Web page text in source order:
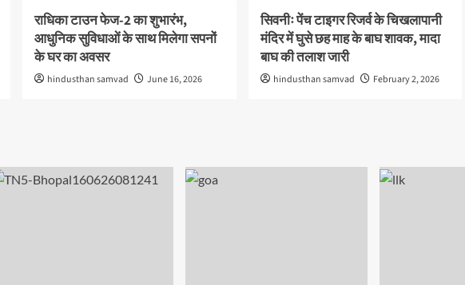
राधिका टाउन फेज-2 का शुभारंभ,
आधुनिक सुविधाओं के साथ मिलेगा सपनों
के घर का अवसर
hindusthan samvad June 16, 2026
सिवनीः पेंच टाइगर रिजर्व के चिखलापानी
मंदिर में घुसे छह माह के बाघ शावक, मादा
बाघ की तलाश जारी
hindusthan samvad February 2, 2026